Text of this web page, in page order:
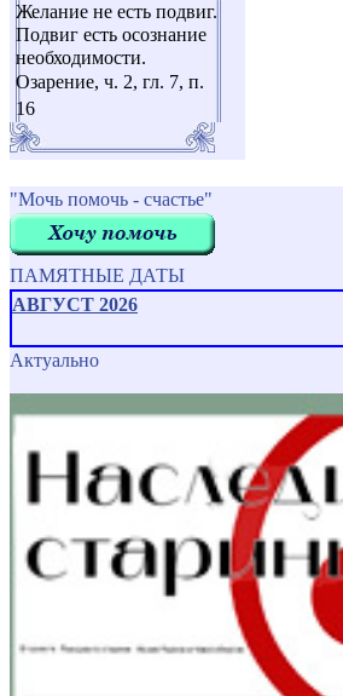
Желание не есть подвиг.
Подвиг есть осознание
необходимости.
Озарение, ч. 2, гл. 7, п.
16
"Мочь помочь - счастье"
ПАМЯТНЫЕ ДАТЫ
АВГУСТ 2026
Актуально